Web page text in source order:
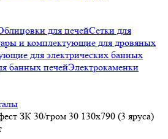
для печейСетки для
и комплектующие для дровяных
для электрических банных
банных печейЭлектрокаменки
ЗК 30/гром 30 130х790 (3 яруса)